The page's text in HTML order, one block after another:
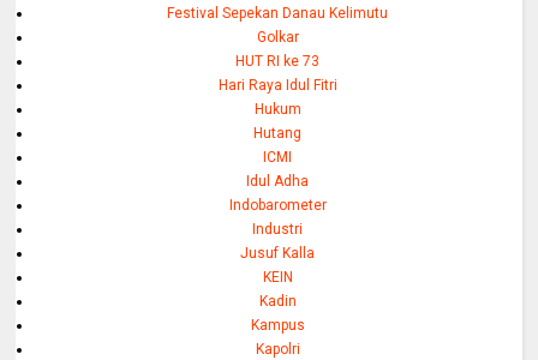
Festival Sepekan Danau Kelimutu
Golkar
HUT RI ke 73
Hari Raya Idul Fitri
Hukum
Hutang
ICMI
Idul Adha
Indobarometer
Industri
Jusuf Kalla
KEIN
Kadin
Kampus
Kapolri